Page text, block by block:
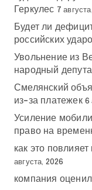
Геркулес 7
Будет ли
российских
Увольнение из
народный
Смелянский
из-за платежек 6
Усиление
право на
как это
августа, 2026
компания